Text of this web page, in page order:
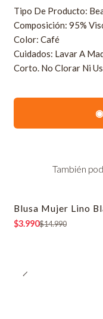
Tipo De Producto:
Composición: 95%
Color: Café
Cuidados: Lavar A
Corto. No Clorar Ni
◉
También
-73% OFF
Blusa Mujer Lino
$3.990$14.990